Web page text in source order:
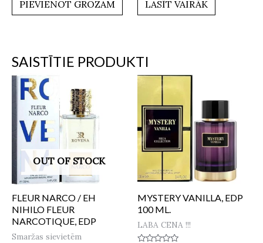
PIEVIENOT GROZAM LASĪT VAIRĀK
SAISTĪTIE PRODUKTI
OUT OF STOCK
FLEUR NARCO / EH
NIHILO FLEUR
NARCOTIQUE, EDP
Smaržas sievietēm
MYSTERY VANILLA, EDP
100 ML.
LABA CENA !!!